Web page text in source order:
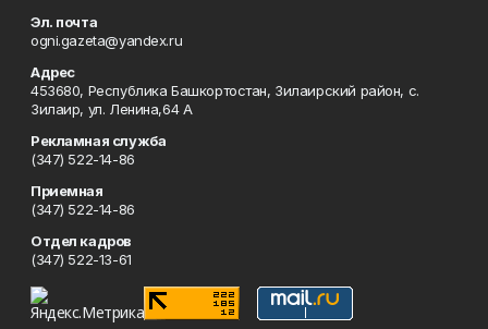
Эл. почта
ogni.gazeta@yandex.ru
Адрес
453680, Республика Башкортостан, Зилаирский район, с.
Зилаир, ул. Ленина,64 А
Рекламная служба
(347) 522-14-86
Приемная
(347) 522-14-86
Отдел кадров
(347) 522-13-61